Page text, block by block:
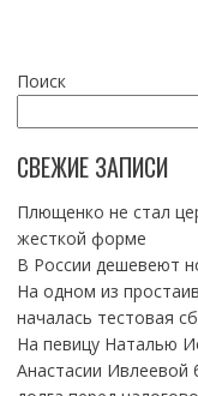
Поиск
СВЕЖИЕ ЗАПИСИ
Плющенко не стал
жесткой форме
В России дешевеют
На одном из
началась тестовая
На певицу Наталью
Анастасии Ивлеевой